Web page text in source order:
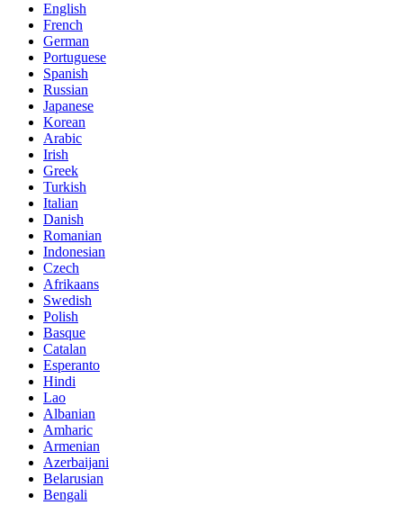
English
French
German
Portuguese
Spanish
Russian
Japanese
Korean
Arabic
Irish
Greek
Turkish
Italian
Danish
Romanian
Indonesian
Czech
Afrikaans
Swedish
Polish
Basque
Catalan
Esperanto
Hindi
Lao
Albanian
Amharic
Armenian
Azerbaijani
Belarusian
Bengali